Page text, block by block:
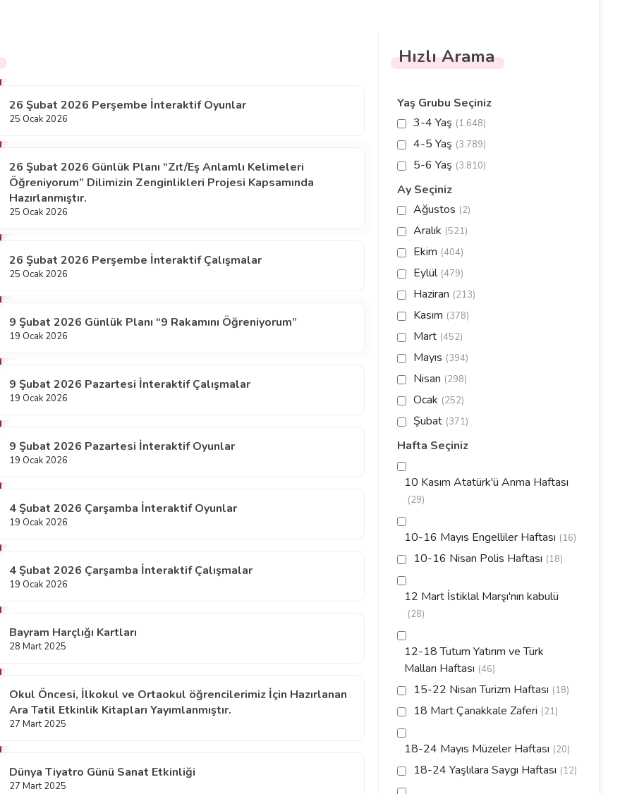
26 Şubat 2026 Perşembe İnteraktif Oyunlar
25 Ocak 2026
26 Şubat 2026 Günlük Planı “Zıt/Eş Anlamlı Kelimeleri
Öğreniyorum” Dilimizin Zenginlikleri Projesi Kapsamında
Hazırlanmıştır.
25 Ocak 2026
26 Şubat 2026 Perşembe İnteraktif Çalışmalar
25 Ocak 2026
9 Şubat 2026 Günlük Planı “9 Rakamını Öğreniyorum”
19 Ocak 2026
9 Şubat 2026 Pazartesi İnteraktif Çalışmalar
19 Ocak 2026
9 Şubat 2026 Pazartesi İnteraktif Oyunlar
19 Ocak 2026
4 Şubat 2026 Çarşamba İnteraktif Oyunlar
19 Ocak 2026
4 Şubat 2026 Çarşamba İnteraktif Çalışmalar
19 Ocak 2026
Bayram Harçlığı Kartları
28 Mart 2025
Okul Öncesi, İlkokul ve Ortaokul öğrencilerimiz İçin Hazırlanan
Ara Tatil Etkinlik Kitapları Yayımlanmıştır.
27 Mart 2025
Dünya Tiyatro Günü Sanat Etkinliği
27 Mart 2025
Hızlı Arama
Yaş Grubu Seçiniz
3-4 Yaş (1.648)
4-5 Yaş (3.789)
5-6 Yaş (3.810)
Ay Seçiniz
Ağustos (2)
Aralık (521)
Ekim (404)
Eylül (479)
Haziran (213)
Kasım (378)
Mart (452)
Mayıs (394)
Nisan (298)
Ocak (252)
Şubat (371)
Hafta Seçiniz
10 Kasım Atatürk'ü Anma Haftası
(29)
10-16 Mayıs Engelliler Haftası (16)
10-16 Nisan Polis Haftası (18)
12 Mart İstiklal Marşı'nın kabulü
(28)
12-18 Tutum Yatırım ve Türk
Malları Haftası (46)
15-22 Nisan Turizm Haftası (18)
18 Mart Çanakkale Zaferi (21)
18-24 Mayıs Müzeler Haftası (20)
18-24 Yaşlılara Saygı Haftası (12)